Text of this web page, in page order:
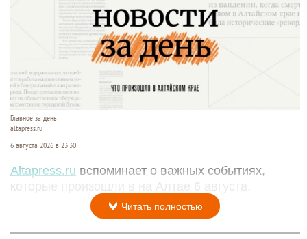
Главное за день
altapress.ru
6 августа 2026 в 23:30
Altapress.ru вспоминает о важных событиях,
которые произошли в на Алтае 6 августа.
Читать полностью